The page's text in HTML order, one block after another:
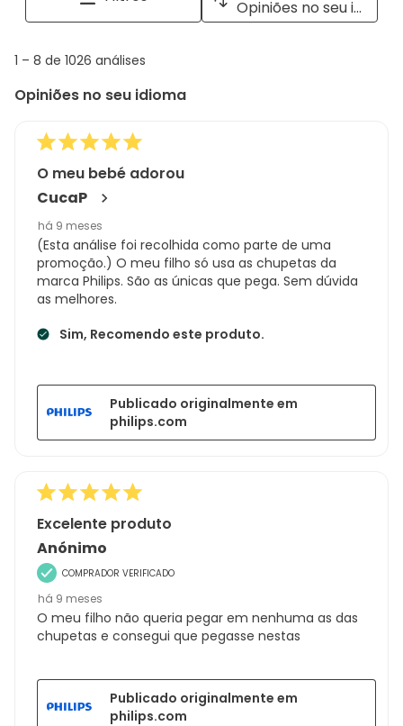
with
Opiniões no seu idioma
1
8
1026
análises
1 – 8 de 1026 análises
Opiniões no seu idioma
O meu bebé adorou
CucaP
há 9 meses
(Esta análise foi recolhida como parte de uma
promoção.) O meu filho só usa as chupetas da
marca Philips. São as únicas que pega. Sem dúvida
as melhores.
Sim, Recomendo este produto.
Publicado originalmente em
philips.com
Excelente produto
Anónimo
COMPRADOR VERIFICADO
há 9 meses
O meu filho não queria pegar em nenhuma as das
chupetas e consegui que pegasse nestas
Publicado originalmente em
philips.com